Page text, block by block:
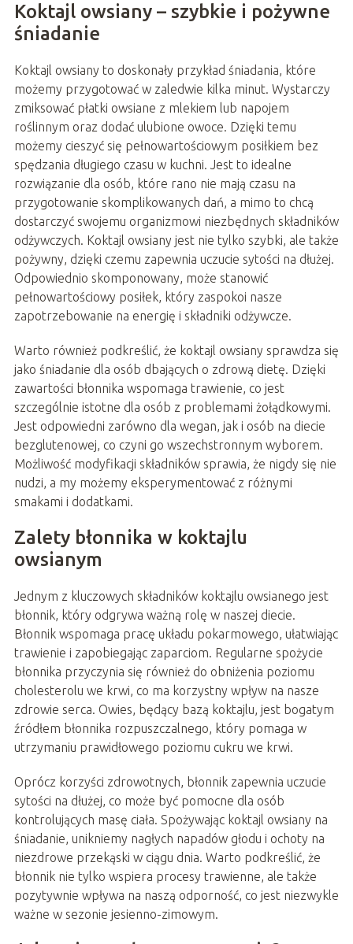
Koktajl owsiany – szybkie i pożywne
śniadanie
Koktajl owsiany to doskonały przykład śniadania, które
możemy przygotować w zaledwie kilka minut. Wystarczy
zmiksować płatki owsiane z mlekiem lub napojem
roślinnym oraz dodać ulubione owoce. Dzięki temu
możemy cieszyć się pełnowartościowym posiłkiem bez
spędzania długiego czasu w kuchni. Jest to idealne
rozwiązanie dla osób, które rano nie mają czasu na
przygotowanie skomplikowanych dań, a mimo to chcą
dostarczyć swojemu organizmowi niezbędnych składników
odżywczych. Koktajl owsiany jest nie tylko szybki, ale także
pożywny, dzięki czemu zapewnia uczucie sytości na dłużej.
Odpowiednio skomponowany, może stanowić
pełnowartościowy posiłek, który zaspokoi nasze
zapotrzebowanie na energię i składniki odżywcze.
Warto również podkreślić, że koktajl owsiany sprawdza się
jako śniadanie dla osób dbających o zdrową dietę. Dzięki
zawartości błonnika wspomaga trawienie, co jest
szczególnie istotne dla osób z problemami żołądkowymi.
Jest odpowiedni zarówno dla wegan, jak i osób na diecie
bezglutenowej, co czyni go wszechstronnym wyborem.
Możliwość modyfikacji składników sprawia, że nigdy się nie
nudzi, a my możemy eksperymentować z różnymi
smakami i dodatkami.
Zalety błonnika w koktajlu
owsianym
Jednym z kluczowych składników koktajlu owsianego jest
błonnik, który odgrywa ważną rolę w naszej diecie.
Błonnik wspomaga pracę układu pokarmowego, ułatwiając
trawienie i zapobiegając zaparciom. Regularne spożycie
błonnika przyczynia się również do obniżenia poziomu
cholesterolu we krwi, co ma korzystny wpływ na nasze
zdrowie serca. Owies, będący bazą koktajlu, jest bogatym
źródłem błonnika rozpuszczalnego, który pomaga w
utrzymaniu prawidłowego poziomu cukru we krwi.
Oprócz korzyści zdrowotnych, błonnik zapewnia uczucie
sytości na dłużej, co może być pomocne dla osób
kontrolujących masę ciała. Spożywając koktajl owsiany na
śniadanie, unikniemy nagłych napadów głodu i ochoty na
niezdrowe przekąski w ciągu dnia. Warto podkreślić, że
błonnik nie tylko wspiera procesy trawienne, ale także
pozytywnie wpływa na naszą odporność, co jest niezwykle
ważne w sezonie jesienno-zimowym.